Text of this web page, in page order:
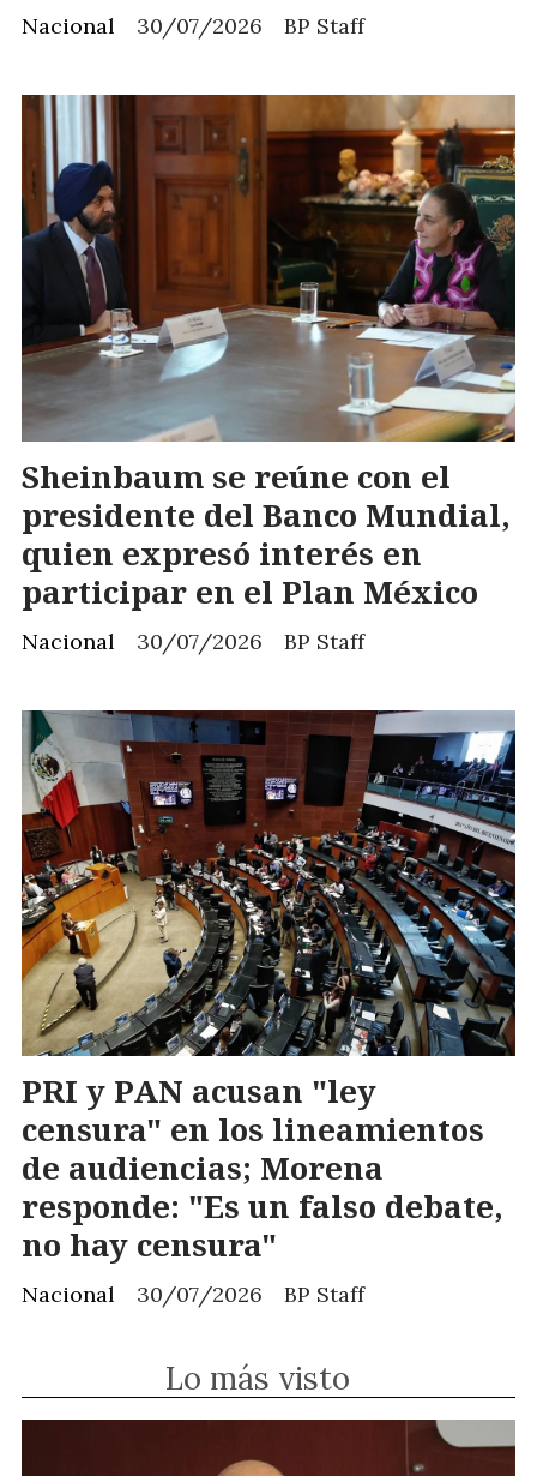
BP Staff
Nacional 30/07/2026
Sheinbaum se reúne con el
presidente del Banco Mundial,
quien expresó interés en
participar en el Plan México
BP Staff
Nacional 30/07/2026
PRI y PAN acusan "ley
censura" en los lineamientos
de audiencias; Morena
responde: "Es un falso debate,
no hay censura"
BP Staff
Nacional 30/07/2026
Lo más visto